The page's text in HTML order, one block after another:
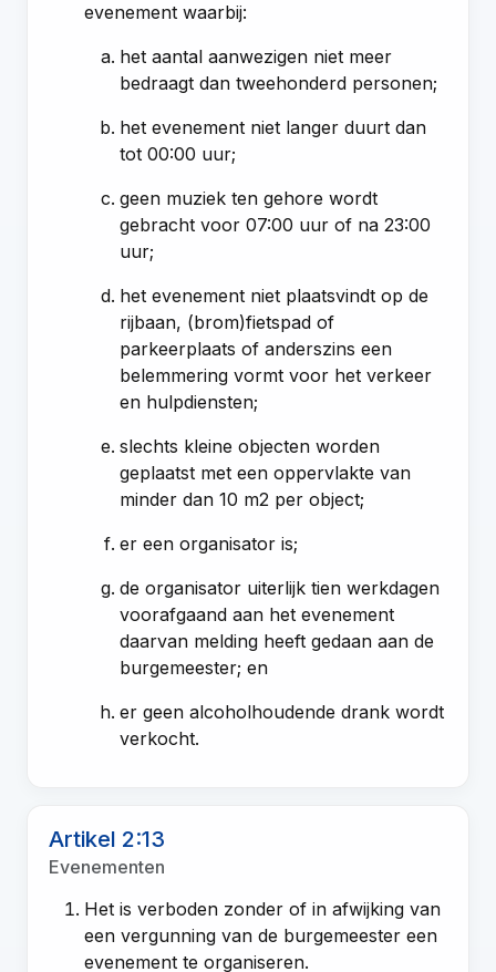
evenement waarbij:
het aantal aanwezigen niet meer
bedraagt dan tweehonderd personen;
het evenement niet langer duurt dan
tot 00:00 uur;
geen muziek ten gehore wordt
gebracht voor 07:00 uur of na 23:00
uur;
het evenement niet plaatsvindt op de
rijbaan, (brom)fietspad of
parkeerplaats of anderszins een
belemmering vormt voor het verkeer
en hulpdiensten;
slechts kleine objecten worden
geplaatst met een oppervlakte van
minder dan 10 m2 per object;
er een organisator is;
de organisator uiterlijk tien werkdagen
voorafgaand aan het evenement
daarvan melding heeft gedaan aan de
burgemeester; en
er geen alcoholhoudende drank wordt
verkocht.
Artikel 2:13
Evenementen
Het is verboden zonder of in afwijking van
een vergunning van de burgemeester een
evenement te organiseren.